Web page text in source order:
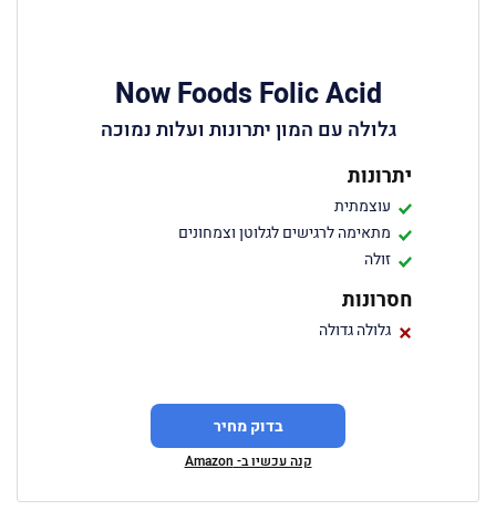
Now Foods Folic Acid
גלולה עם המון יתרונות ועלות נמוכה
יתרונות
עוצמתית
מתאימה לרגישים לגלוטן וצמחונים
זולה
חסרונות
גלולה גדולה
בדוק מחיר
קנה עכשיו ב- Amazon